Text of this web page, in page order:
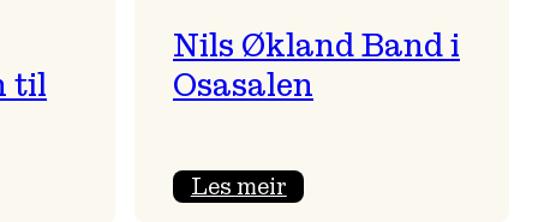
til
Nils Økland Band i
Osasalen
Les meir: